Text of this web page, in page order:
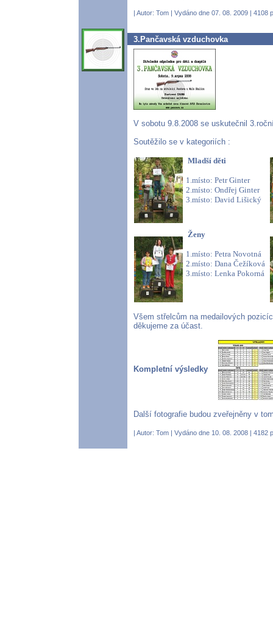
| Autor: Tom | Vydáno dne 07. 08. 2009 | 4108
3.Pančavská vzduchovka
V sobotu 9.8.2008 se uskutečnil
Soutěžilo se v kategoriích :
Mladší děti
1.místo: Petr Ginter
2.místo: Ondřej Ginter
3.místo: David Lišický
Ženy
1.místo: Petra Novotná
2.místo: Dana Čežíková
3.místo: Lenka Pokorná
Všem střelcům na medailových
děkujeme za účast.
Kompletní výsledky
Další fotografie budou zveřejněny v
| Autor: Tom | Vydáno dne 10. 08. 2008 | 4182